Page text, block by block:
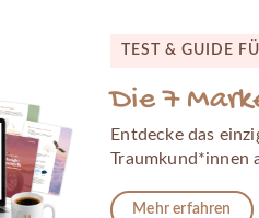
TEST & GUIDE
Die 7
Entdecke das
Traumkund*innen
Mehr erfahren